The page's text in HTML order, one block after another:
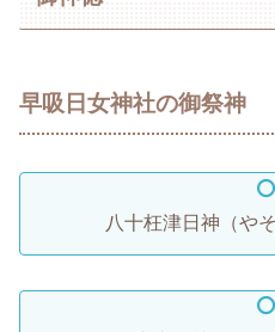
早吸日女神社の御祭神
八十枉津日神（や